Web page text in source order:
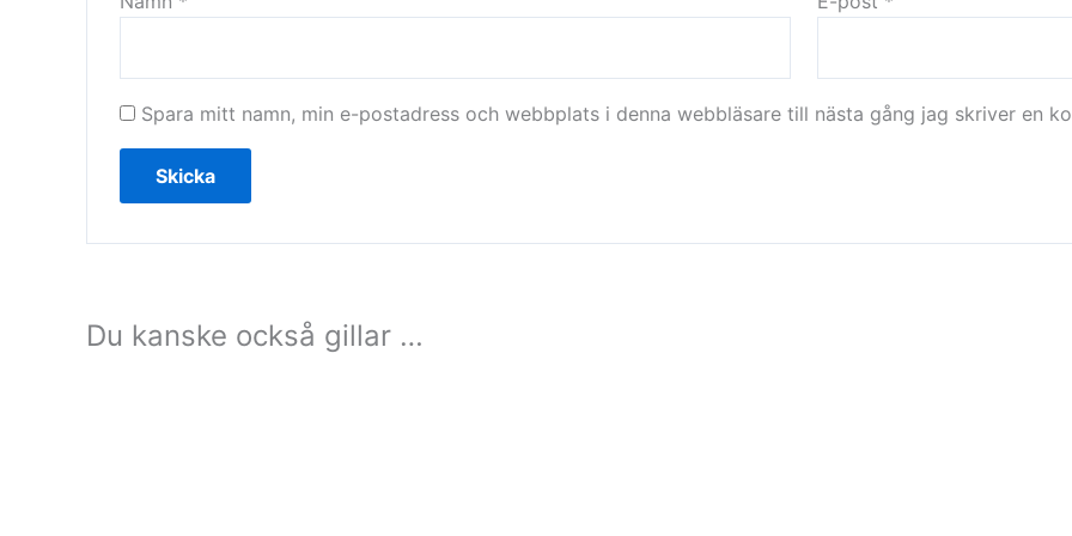
Spara mitt namn, min e-postadress och webbplats i denna webbläsare till nästa gång jag skriver en
Du kanske också gillar …